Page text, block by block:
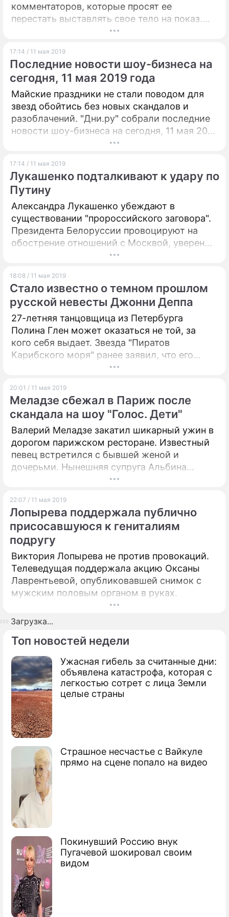
Топ новостей недели
Ужасная гибель за считанные дни:
объявлена катастрофа, которая с
легкостью сотрет с лица Земли
целые страны
Страшное несчастье с Вайкуле
прямо на сцене попало на видео
Покинувший Россию внук
Пугачевой шокировал своим
видом
комментаторов, которые просят ее
перестать выставлять свое тело на показ.
Певица в ответ публикует еще более
17:14 / 11 мая 2019
Последние новости шоу-бизнеса на
сегодня, 11 мая 2019 года
Майские праздники не стали поводом для
звезд обойтись без новых скандалов и
разоблачений. "Дни.ру" собрали последние
новости шоу-бизнеса на сегодня, 11 мая 2019
17:14 / 11 мая 2019
Лукашенко подталкивают к удару по
Путину
Александра Лукашенко убеждают в
существовании "пророссийского заговора".
Президента Белоруссии провоцируют на
обострение отношений с Москвой, уверены
18:08 / 11 мая 2019
Стало известно о темном прошлом
русской невесты Джонни Деппа
27-летняя танцовщица из Петербурга
Полина Глен может оказаться не той, за
кого себя выдает. Звезда "Пиратов
Карибского моря" ранее заявил, что его
новую пассию "совсем не интересуют
совсем так.
20:01 / 11 мая 2019
Меладзе сбежал в Париж после
скандала на шоу "Голос. Дети"
Валерий Меладзе закатил шикарный ужин в
дорогом парижском ресторане. Известный
певец встретился с бывшей женой и
дочерьми. Нынешняя супруга Альбина
Джанабаева в поле зрения наблюдателей не
22:07 / 11 мая 2019
Лопырева поддержала публично
присосавшуюся к гениталиям
подругу
Виктория Лопырева не против провокаций.
Телеведущая поддержала акцию Оксаны
Лаврентьевой, опубликовавшей снимок с
мужским половым органом в руках.
Загрузка...